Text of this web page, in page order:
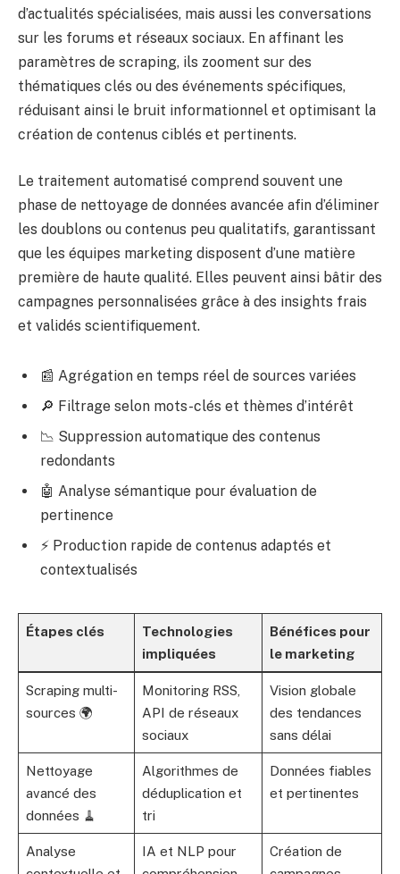
d’actualités spécialisées, mais aussi les conversations
sur les forums et réseaux sociaux. En affinant les
paramètres de scraping, ils zooment sur des
thématiques clés ou des événements spécifiques,
réduisant ainsi le bruit informationnel et optimisant la
création de contenus ciblés et pertinents.
Le traitement automatisé comprend souvent une
phase de nettoyage de données avancée afin d’éliminer
les doublons ou contenus peu qualitatifs, garantissant
que les équipes marketing disposent d’une matière
première de haute qualité. Elles peuvent ainsi bâtir des
campagnes personnalisées grâce à des insights frais
et validés scientifiquement.
📰 Agrégation en temps réel de sources variées
🔎 Filtrage selon mots-clés et thèmes d’intérêt
📉 Suppression automatique des contenus
redondants
🤖 Analyse sémantique pour évaluation de
pertinence
⚡ Production rapide de contenus adaptés et
contextualisés
Étapes clés
Technologies
impliquées
Bénéfices pour
le marketing
Scraping multi-
sources 🌍
Monitoring RSS,
API de réseaux
sociaux
Vision globale
des tendances
sans délai
Nettoyage
avancé des
données 🧹
Algorithmes de
déduplication et
tri
Données fiables
et pertinentes
Analyse
IA et NLP pour
Création de